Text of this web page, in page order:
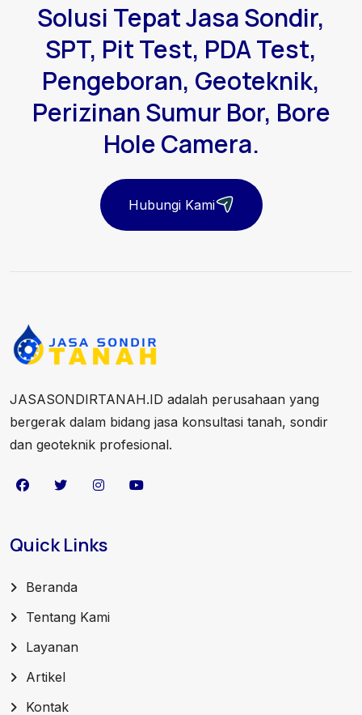
Solusi Tepat Jasa Sondir,
SPT, Pit Test, PDA Test,
Pengeboran, Geoteknik,
Perizinan Sumur Bor, Bore
Hole Camera.
Hubungi Kami
JASASONDIRTANAH.ID adalah perusahaan yang
bergerak dalam bidang jasa konsultasi tanah, sondir
dan geoteknik profesional.
Quick Links
Beranda
Tentang Kami
Layanan
Artikel
Kontak